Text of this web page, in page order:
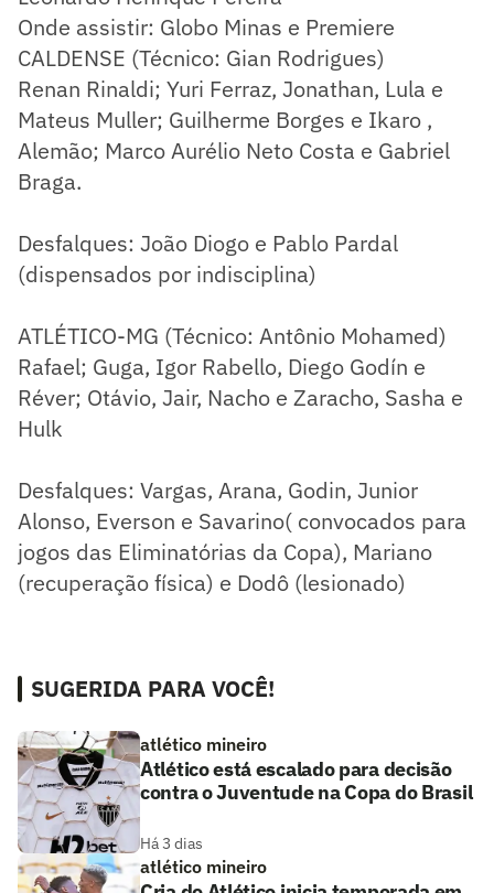
Onde assistir: Globo Minas e Premiere
CALDENSE (Técnico: Gian Rodrigues)
Renan Rinaldi; Yuri Ferraz, Jonathan, Lula e
Mateus Muller; Guilherme Borges e Ikaro ,
Alemão; Marco Aurélio Neto Costa e Gabriel
Braga.
Desfalques: João Diogo e Pablo Pardal
(dispensados por indisciplina)
ATLÉTICO-MG (Técnico: Antônio Mohamed)
Rafael; Guga, Igor Rabello, Diego Godín e
Réver; Otávio, Jair, Nacho e Zaracho, Sasha e
Hulk
Desfalques: Vargas, Arana, Godin, Junior
Alonso, Everson e Savarino( convocados para
jogos das Eliminatórias da Copa), Mariano
(recuperação física) e Dodô (lesionado)
SUGERIDA PARA VOCÊ!
atlético mineiro
Atlético está escalado para decisão
contra o Juventude na Copa do Brasil
Há 3 dias
atlético mineiro